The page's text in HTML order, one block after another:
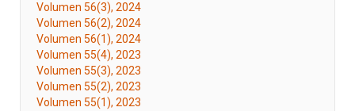
Volumen 56(3), 2024
Volumen 56(2), 2024
Volumen 56(1), 2024
Volumen 55(4), 2023
Volumen 55(3), 2023
Volumen 55(2), 2023
Volumen 55(1), 2023